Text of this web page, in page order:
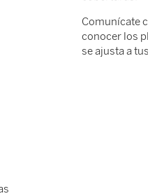
Comunícate
conocer los
se ajusta a